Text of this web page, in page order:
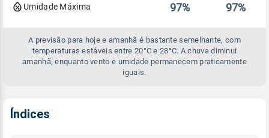
Umidade Máxima 97% 97%
A previsão para hoje e amanhã é bastante semelhante, com
temperaturas estáveis entre 20°C e 28°C. A chuva diminui
amanhã, enquanto vento e umidade permanecem praticamente
iguais.
Índices